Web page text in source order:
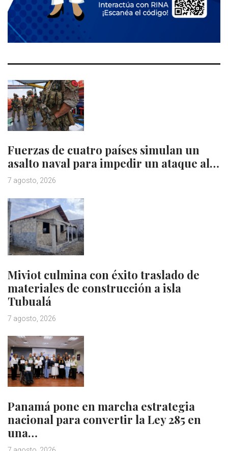
Fuerzas de cuatro países simulan un
asalto naval para impedir un ataque al…
7 agosto, 2026
Miviot culmina con éxito traslado de
materiales de construcción a isla
Tubualá
7 agosto, 2026
Panamá pone en marcha estrategia
nacional para convertir la Ley 285 en
una…